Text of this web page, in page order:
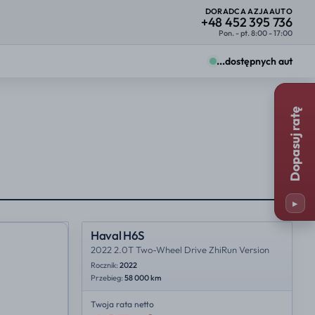
DORADCA AZJAAUTO
+48 452 395 736
Pon. - pt. 8:00 - 17:00
...dostępnych aut
Dopasuj ratę
▸
Haval H6S
2022 2.0T Two-Wheel Drive ZhiRun Version
Rocznik: 2022
Przebieg: 58 000 km
Twoja rata netto